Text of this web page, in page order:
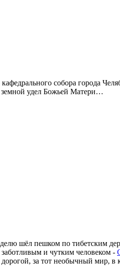
собора города
удел Божьей Матери…
шёл пешком по тибетским
и чутким человеком -
за тот необычный мир,